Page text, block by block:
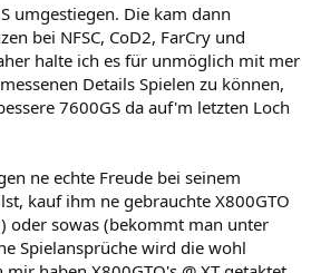
umgestiegen. Die kam dann
bei NFSC, CoD2, FarCry und
halte ich es für unmöglich mit mer
Details Spielen zu können,
7600GS da auf'm letzten Loch
ne echte Freude bei seinem
kauf ihm ne gebrauchte X800GTO
oder sowas (bekommt man unter
Spielansprüche wird die wohl